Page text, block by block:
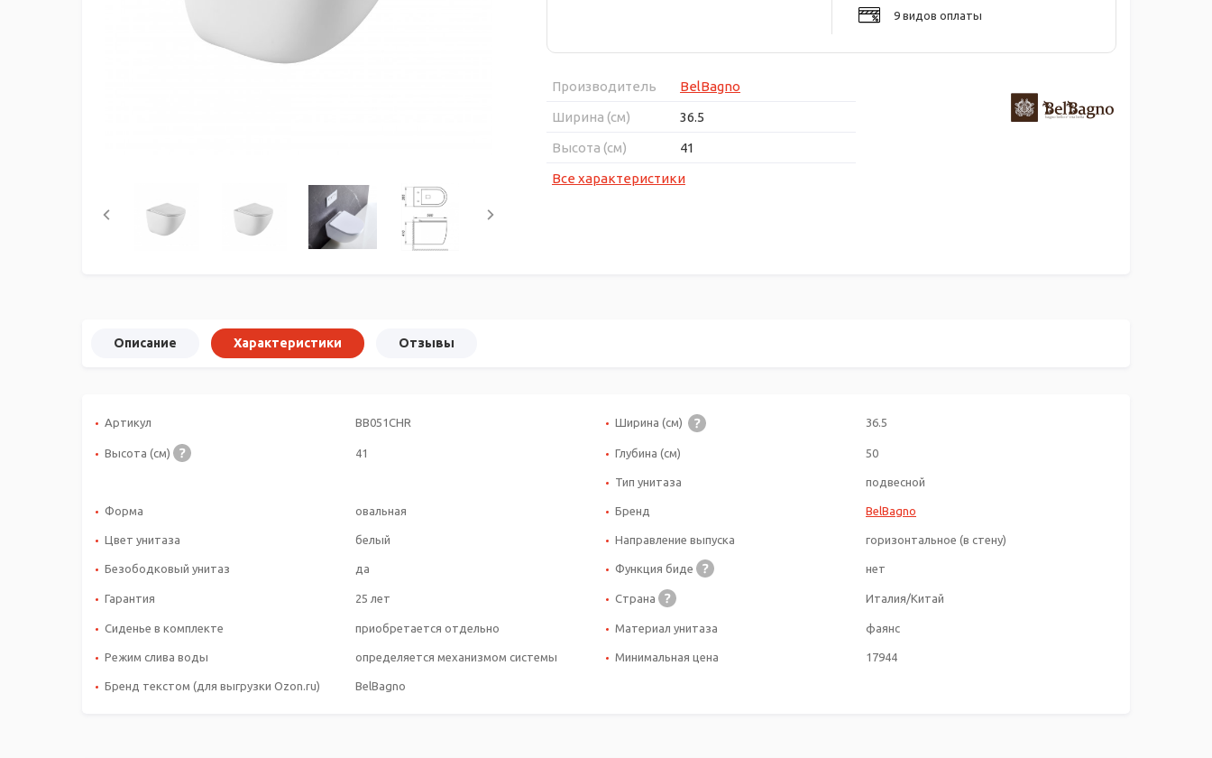
9 видов оплаты
Производитель
BelBagno
Ширина (см)
36.5
Высота (см)
41
Все характеристики
Описание Характеристики Отзывы
Артикул BB051CHR Ширина (см) 36.5
Высота (см) 41 Глубина (см) 50
Тип унитаза подвесной
Форма овальная Бренд BelBagno
Цвет унитаза белый Направление выпуска горизонтальное (в стену)
Безободковый унитаз да Функция биде нет
Гарантия 25 лет Страна Италия/Китай
Сиденье в комплекте приобретается отдельно Материал унитаза фаянс
Режим слива воды определяется механизмом системы Минимальная цена 17944
Бренд текстом (для выгрузки Ozon.ru) BelBagno